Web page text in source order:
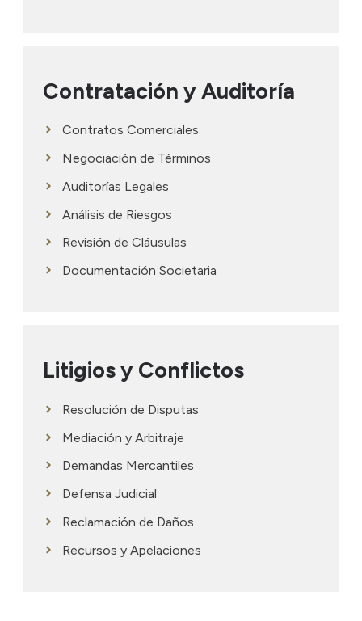
Contratación y Auditoría
Contratos Comerciales
Negociación de Términos
Auditorías Legales
Análisis de Riesgos
Revisión de Cláusulas
Documentación Societaria
Litigios y Conflictos
Resolución de Disputas
Mediación y Arbitraje
Demandas Mercantiles
Defensa Judicial
Reclamación de Daños
Recursos y Apelaciones